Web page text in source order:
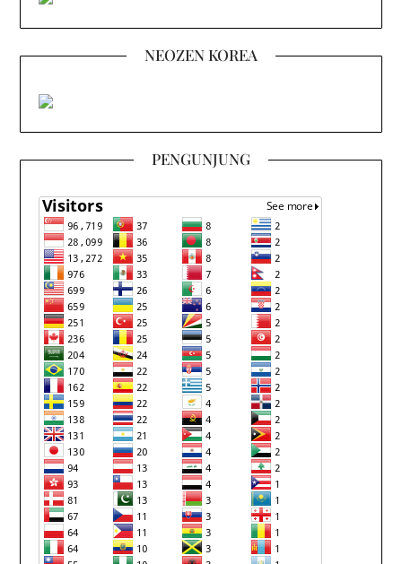
NEOZEN KOREA
PENGUNJUNG